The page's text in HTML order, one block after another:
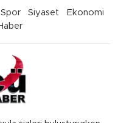
Spor Siyaset
Ekonomi